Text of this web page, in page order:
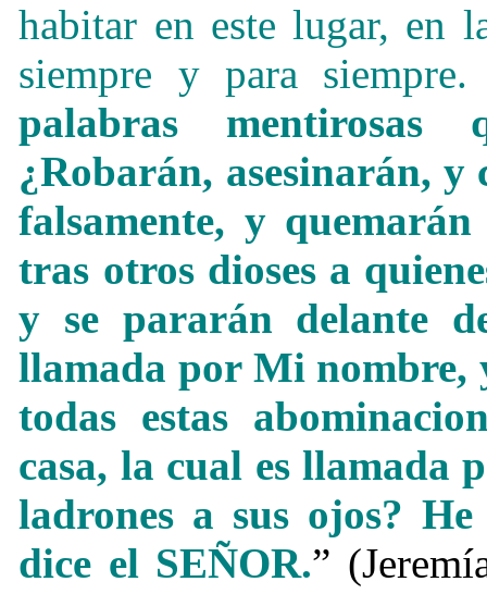
habitar en este lugar, en
siempre y para
palabras mentirosas
¿Robarán, asesinarán,
falsamente, y
tras otros dioses a
y se pararán delante
llamada por Mi nombre,
todas estas
casa, la cual es llamada
ladrones a sus ojos?
dice el SEÑOR.”